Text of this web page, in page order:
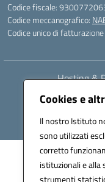
Cookies e
Il nostro Istituto
sono utilizzati
corretto
istituzionali e alla
strumenti
Codice fiscale:
Codice meccanografico:
Codice unico di fatturazione
Hosting &
Concept